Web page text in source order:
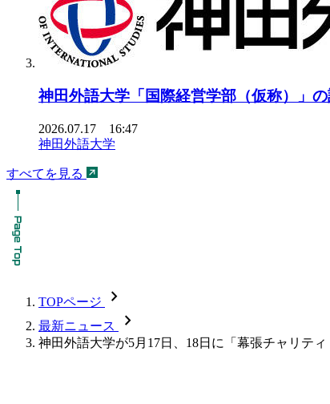
神田外語大学「国際経営学部（仮称）」
2026.07.17 16:47
神田外語大学
すべてを見る
TOPページ chevron_forward
最新ニュース chevron_forward
神田外語大学が5月17日、18日に「幕張チャリテ